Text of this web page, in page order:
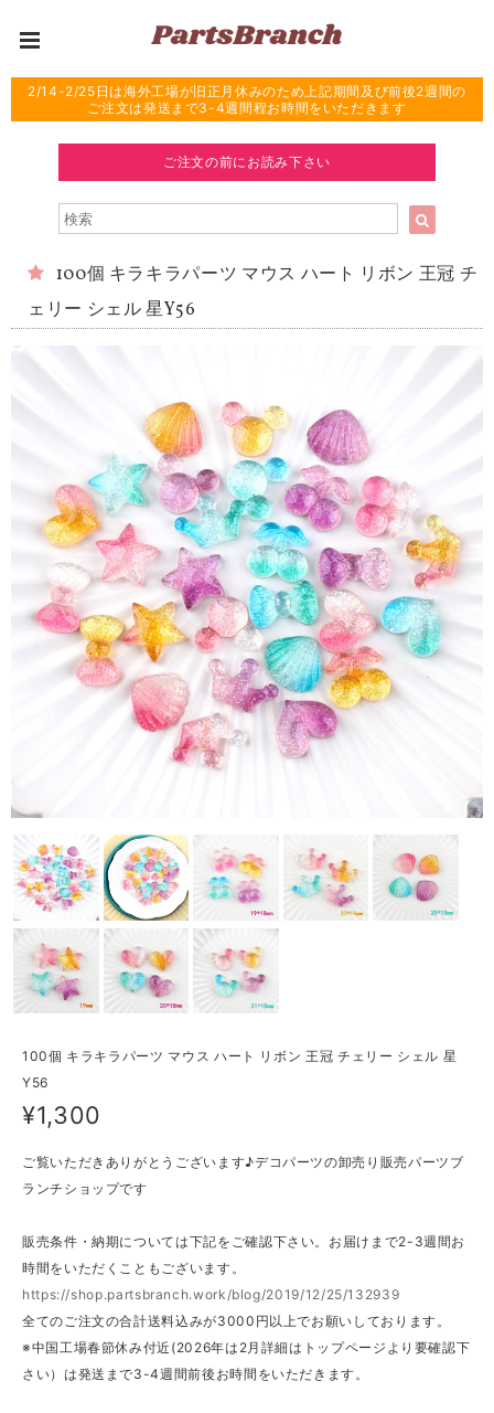
2/14-2/25日は海外工場が旧正月休みのため上記期間及び前後2週間の
ご注文は発送まで3-4週間程お時間をいただきます
ご注文の前にお読み下さい
100個 キラキラパーツ マウス ハート リボン 王冠 チ
ェリー シェル 星Y56
100個 キラキラパーツ マウス ハート リボン 王冠 チェリー シェル 星
Y56
¥1,300
ご覧いただきありがとうございます♪デコパーツの卸売り販売パーツブ
ランチショップです
販売条件・納期については下記をご確認下さい。お届けまで2-3週間お
時間をいただくこともございます。
https://shop.partsbranch.work/blog/2019/12/25/132939
全てのご注文の合計送料込みが3000円以上でお願いしております。
※中国工場春節休み付近(2026年は2月詳細はトップページより要確認下
さい）は発送まで3-4週間前後お時間をいただきます。